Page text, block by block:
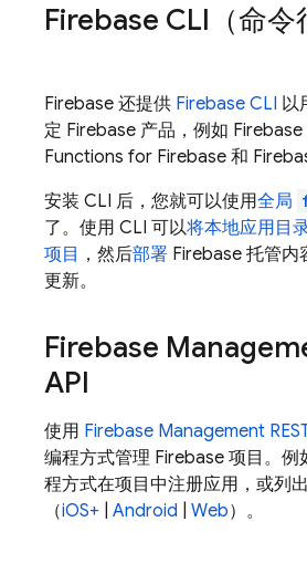
Firebase CLI（命令
Firebase 还提供 Firebase CLI 以
定 Firebase 产品，例如
Functions for Firebase 和
安装 CLI 后，您就可以使用全局
了。使用 CLI 可以将本地应用目
项目 ，然后部署 Firebase 托管内
更新。
Firebase
API
使用 Firebase Management
编程方式管理 Firebase 项目。例
程方式在项目中注册应用，或列
（iOS+ Android Web）。